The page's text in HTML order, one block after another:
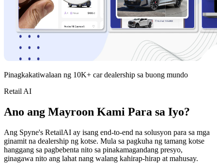
Pinagkakatiwalaan ng 10K+ car dealership sa buong mundo
Retail AI
Ano ang Mayroon Kami Para sa Iyo?
Ang Spyne's RetailAI ay isang end-to-end na solusyon para sa mga
ginamit na dealership ng kotse. Mula sa pagkuha ng tamang kotse
hanggang sa pagbebenta nito sa pinakamagandang presyo,
ginagawa nito ang lahat nang walang kahirap-hirap at mahusay.